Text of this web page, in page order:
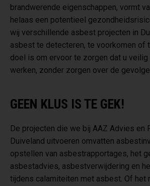
brandwerende eigenschappen, vormt
helaas een potentieel
wij verschillende asbest projecten in
asbest te detecteren, te voorkomen of
doel is om ervoor te zorgen dat u veilig
werken, zonder zorgen over de
GEEN KLUS IS TE GEK!
De projecten die we bij AAZ Advies en
Duiveland uitvoeren omvatten
opstellen van asbestrapportages, het
asbestadvies, asbestverwijdering en
tijdens calamiteiten met asbest. Of het